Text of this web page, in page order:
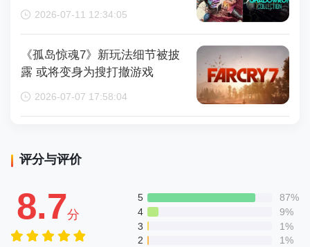
消
2026-07-11 12:34:05
《孤岛惊魂7》新玩法细节被披
露 或将变身为搜打撤游戏
2026-07-07 17:58:04
评分与评价
8.7分
5
87%
4
9%
3
1%
2
1%